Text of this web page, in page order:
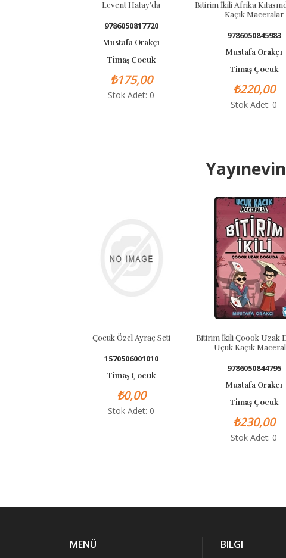
Levent Hatay'da
9786050817720
Mustafa Orakçı
Timaş Çocuk
Stok Adet: 0
Bitirim İkili Afrika Kıtasında Uçuk
Kaçık Maceralar
9786050845983
Mustafa Orakçı
Timaş Çocuk
Stok Adet: 0
Çocuk Özel Ayraç Seti
1570506001010
Timaş Çocuk
₺0,00
Stok Adet: 0
Bitirim İkili Çoook Uzak
Uçuk Kaçık Maceralar
9786050844795
Mustafa Orakçı
Timaş Çocuk
₺230,00
Stok Adet: 0
MENÜ BILGI